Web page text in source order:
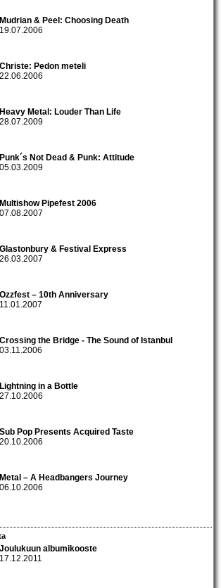
Mudrian & Peel: Choosing Death
19.07.2006
Christe: Pedon meteli
22.06.2006
Heavy Metal: Louder Than Life
28.07.2009
Punk´s Not Dead & Punk: Attitude
05.03.2009
Multishow Pipefest 2006
07.08.2007
Glastonbury & Festival Express
26.03.2007
Ozzfest – 10th Anniversary
11.01.2007
Crossing the Bridge - The Sound of Istanbul
03.11.2006
Lightning in a Bottle
27.10.2006
Sub Pop Presents Acquired Taste
20.10.2006
Metal – A Headbangers Journey
06.10.2006
Joulukuun albumikooste
17.12.2011